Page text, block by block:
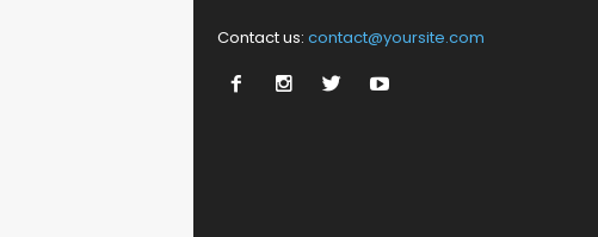
Contact us: contact@yoursite.com